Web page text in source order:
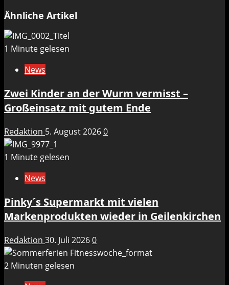
Ähnliche Artikel
1 Minute gelesen
News
Zwei Kinder an der Wurm vermisst –
Großeinsatz mit gutem Ende
Redaktion 5. August 20260
1 Minute gelesen
News
Pinky´s Supermarkt mit vielen
Markenprodukten wieder in Geilenkirchen
Redaktion 30. Juli 20260
2 Minuten gelesen